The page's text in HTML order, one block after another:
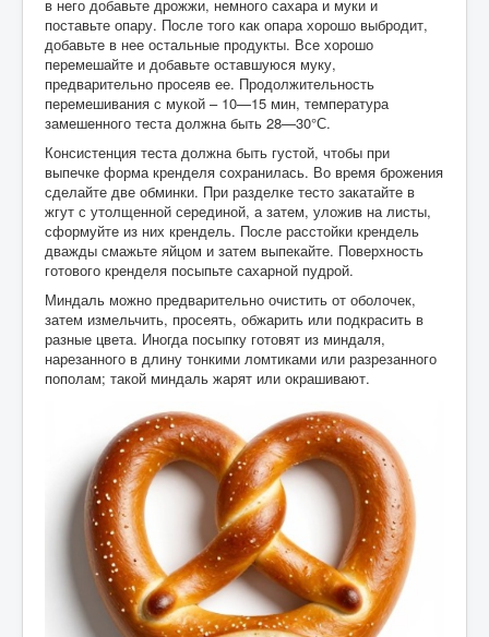
в него добавьте дрожжи, немного сахара и муки и
поставьте опару. После того как опара хорошо выбродит,
добавьте в нее остальные продукты. Все хорошо
перемешайте и добавьте оставшуюся муку,
предварительно просеяв ее. Продолжительность
перемешивания с мукой – 10—15 мин, температура
замешенного теста должна быть 28—30°С.
Консистенция теста должна быть густой, чтобы при
выпечке форма кренделя сохранилась. Во время брожения
сделайте две обминки. При разделке тесто закатайте в
жгут с утолщенной серединой, а затем, уложив на листы,
сформуйте из них крендель. После расстойки крендель
дважды смажьте яйцом и затем выпекайте. Поверхность
готового кренделя посыпьте сахарной пудрой.
Миндаль можно предварительно очистить от оболочек,
затем измельчить, просеять, обжарить или подкрасить в
разные цвета. Иногда посыпку готовят из миндаля,
нарезанного в длину тонкими ломтиками или разрезанного
пополам; такой миндаль жарят или окрашивают.